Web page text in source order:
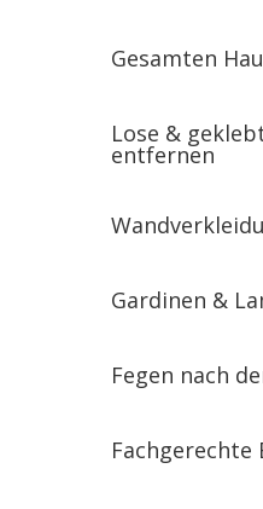
Gesamten
Lose &
entfernen
Gardinen &
Fegen nach
Fachgerechte